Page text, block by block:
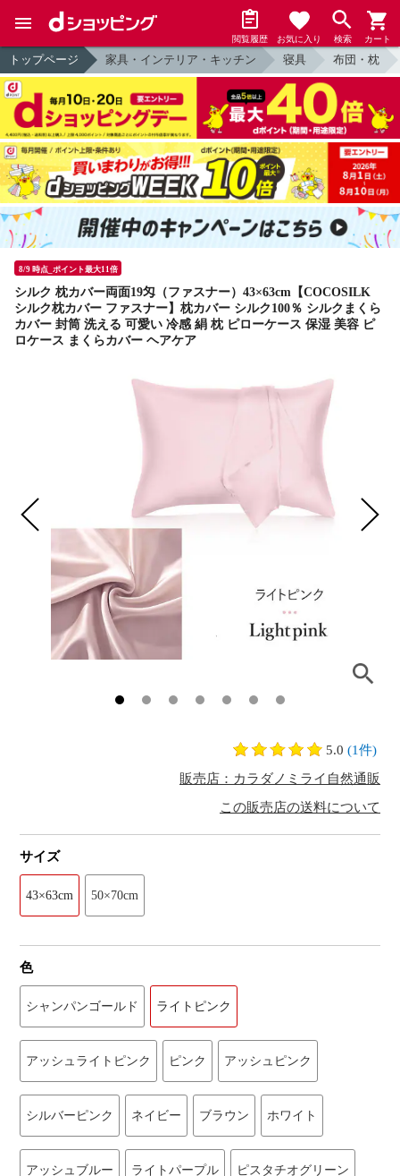
閲覧履歴 お気に入り 検索 カート
トップページ 家具・インテリア・キッチン 寝具 布団・枕
8/9 時点_ポイント最大11倍
シルク 枕カバー両面19匁（ファスナー）43×63cm【COCOSILK
シルク枕カバー ファスナー】枕カバー シルク100％ シルクまくら
カバー 封筒 洗える 可愛い 冷感 絹 枕 ピローケース 保湿 美容 ピ
ロケース まくらカバー ヘアケア
5.0 (1件)
販売店：カラダノミライ自然通販
この販売店の送料について
サイズ
43×63cm 50×70cm
色
シャンパンゴールド ライトピンク
アッシュライトピンク ピンク アッシュピンク
シルバーピンク ネイビー ブラウン ホワイト
アッシュブルー ライトパープル ピスタチオグリーン